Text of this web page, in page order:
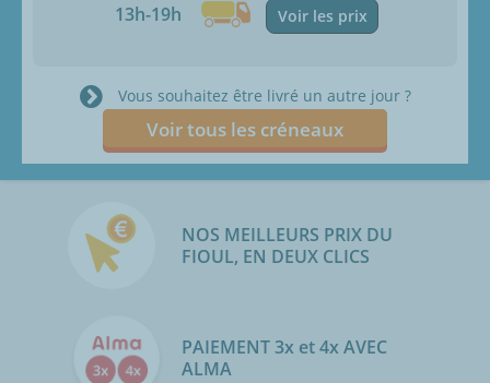
13h-19h Voir les prix
Vous souhaitez être livré un autre jour ?
Voir tous les créneaux
NOS MEILLEURS PRIX DU
FIOUL, EN DEUX CLICS
PAIEMENT 3x et 4x AVEC
ALMA